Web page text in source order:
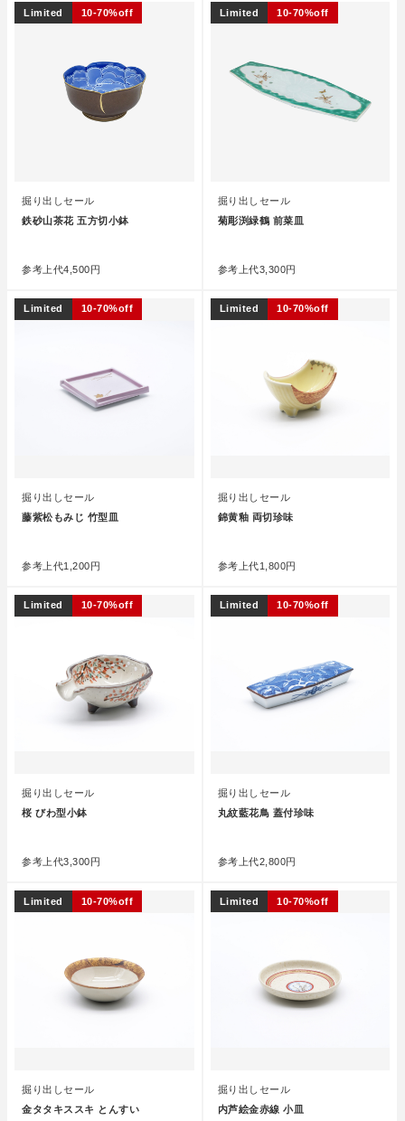
掘り出しセール
鉄砂山茶花 五方切小鉢
参考上代4,500円
Limited 10-70%off
掘り出しセール
菊彫渕緑鶴 前菜皿
参考上代3,300円
Limited 10-70%off
掘り出しセール
藤紫松もみじ 竹型皿
参考上代1,200円
Limited 10-70%off
掘り出しセール
錦黄釉 両切珍味
参考上代1,800円
Limited 10-70%off
掘り出しセール
桜 びわ型小鉢
参考上代3,300円
Limited 10-70%off
掘り出しセール
丸紋藍花鳥 蓋付珍味
参考上代2,800円
Limited 10-70%off
掘り出しセール
金タタキススキ とんすい
Limited 10-70%off
掘り出しセール
内芦絵金赤線 小皿
Limited 10-70%off